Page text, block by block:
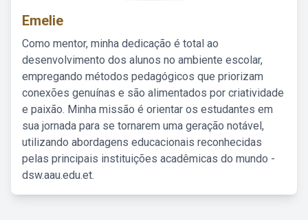
Emelie
Como mentor, minha dedicação é total ao
desenvolvimento dos alunos no ambiente escolar,
empregando métodos pedagógicos que priorizam
conexões genuínas e são alimentados por criatividade
e paixão. Minha missão é orientar os estudantes em
sua jornada para se tornarem uma geração notável,
utilizando abordagens educacionais reconhecidas
pelas principais instituições acadêmicas do mundo -
dsw.aau.edu.et.